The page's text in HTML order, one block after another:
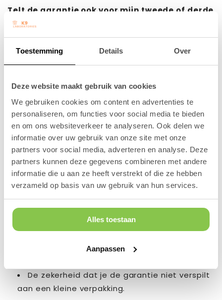
Toestemming Details Over
Deze website maakt gebruik van cookies
We gebruiken cookies om content en advertenties te
personaliseren, om functies voor social media te bieden
en om ons websiteverkeer te analyseren. Ook delen we
informatie over uw gebruik van onze site met onze
partners voor social media, adverteren en analyse. Deze
partners kunnen deze gegevens combineren met andere
informatie die u aan ze heeft verstrekt of die ze hebben
verzameld op basis van uw gebruik van hun services.
Alles toestaan
Aanpassen
Telt de garantie ook voor mijn tweede of derde
bestelling van hetzelfde product?
testgarantie op je éérste aankoop.
je het vertrouwen te geven om ons product voor
het eerst uit te proberen.
Let op: Maak de juiste keuze bij je eerste
bestelling!
Omdat de garantie slechts één (1) keer per
huishouden en per productkan worden
ingeroepen, raden wij aan om direct een
voordeelbundelte kiezen. Zo ben je verzekerd
van:
Voldoende voorraad om de volledige
De zekerheid dat je de garantie niet verspilt
aan een kleine verpakking.